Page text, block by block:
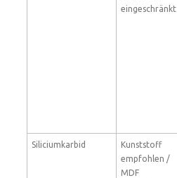
eingeschränkt
Siliciumkarbid
Kunststoff
empfohlen /
MDF